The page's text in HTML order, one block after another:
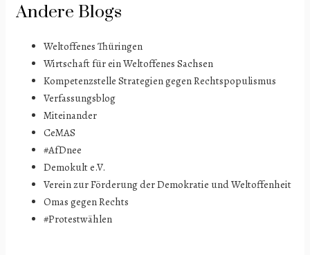
Andere Blogs
Weltoffenes Thüringen
Wirtschaft für ein Weltoffenes Sachsen
Kompetenzstelle Strategien gegen Rechtspopulismus
Verfassungsblog
Miteinander
CeMAS
#AfDnee
Demokult e.V.
Verein zur Förderung der Demokratie und Weltoffenheit
Omas gegen Rechts
#Protestwählen